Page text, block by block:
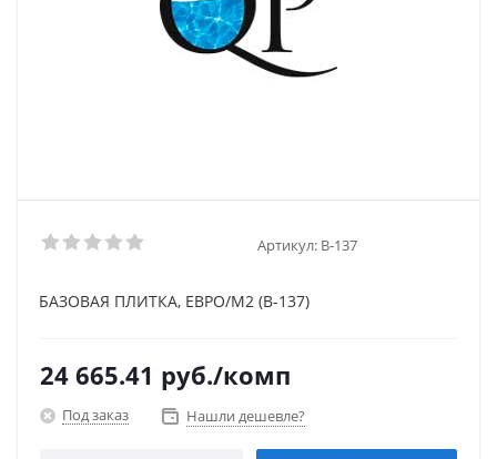
Артикул: B-137
БАЗОВАЯ ПЛИТКА, ЕВРО/М2 (B-137)
24 665.41 руб./комп
Под заказ Нашли дешевле?